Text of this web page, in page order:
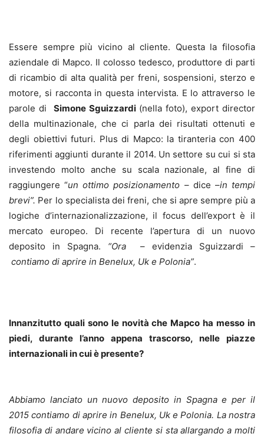
Essere sempre più vicino al cliente. Questa la filosofia
aziendale di Mapco. Il colosso tedesco, produttore di parti
di ricambio di alta qualità per freni, sospensioni, sterzo e
motore, si racconta in questa intervista. E lo attraverso le
parole di Simone Sguizzardi (nella foto), export director
della multinazionale, che ci parla dei risultati ottenuti e
degli obiettivi futuri. Plus di Mapco: la tiranteria con 400
riferimenti aggiunti durante il 2014. Un settore su cui si sta
investendo molto anche su scala nazionale, al fine di
raggiungere “un ottimo posizionamento – dice –in tempi
brevi”. Per lo specialista dei freni, che si apre sempre più a
logiche d’internazionalizzazione, il focus dell’export è il
mercato europeo. Di recente l’apertura di un nuovo
deposito in Spagna. “Ora – evidenzia Sguizzardi –
contiamo di aprire in Benelux, Uk e Polonia”.
Innanzitutto quali sono le novità che Mapco ha messo in
piedi, durante l’anno appena trascorso, nelle piazze
internazionali in cui è presente?
Abbiamo lanciato un nuovo deposito in Spagna e per il
2015 contiamo di aprire in Benelux, Uk e Polonia. La nostra
filosofia di andare vicino al cliente si sta allargando a molti